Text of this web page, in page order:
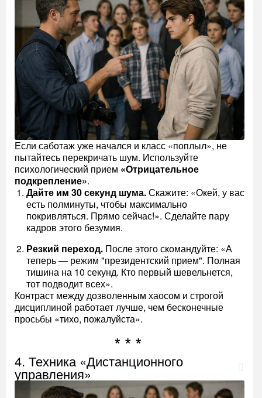
Если саботаж уже начался и класс «поплыл», не
пытайтесь перекричать шум. Используйте
психологический прием «Отрицательное
подкрепление».
Дайте им 30 секунд шума.Скажите: «Окей, у вас
есть полминуты, чтобы максимально
покривляться. Прямо сейчас!». Сделайте пару
кадров этого безумия.
Резкий переход. После этого скомандуйте: «А
теперь — режим "президентский прием". Полная
тишина на 10 секунд. Кто первый шевельнется,
тот подводит всех».
Контраст между дозволенным хаосом и строгой
дисциплиной работает лучше, чем бесконечные
просьбы «тихо, пожалуйста».
4. Техника «Дистанционного
управления»